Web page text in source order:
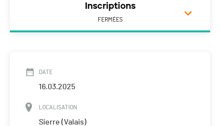
Inscriptions
FERMÉES
DATE
16.03.2025
LOCALISATION
Sierre (Valais)